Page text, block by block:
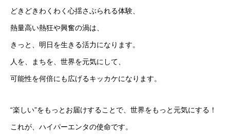
どきどきわくわく心揺さぶられる体験、
熱量高い熱狂や興奮の渦は、
きっと、明日を生きる活力になります。
人を、まちを、世界を元気にして、
可能性を何倍にも広げるキッカケになります。
“楽しい”をもっとお届けすることで、世界をもっと元気にする！
これが、ハイパーエンタの使命です。